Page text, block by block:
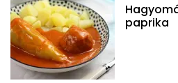
paprika